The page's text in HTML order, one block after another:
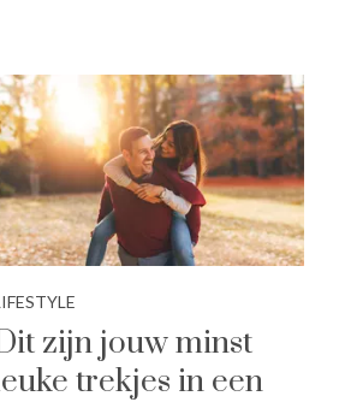
zijn jouw minst
trekjes in een